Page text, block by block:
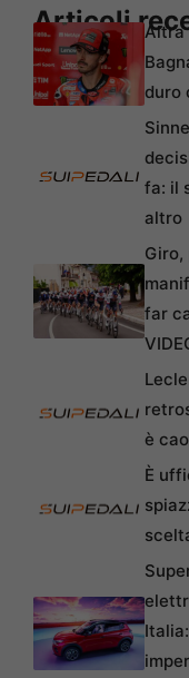
Articoli
Altra
duro
fa: il
altro
Giro,
far
è
È